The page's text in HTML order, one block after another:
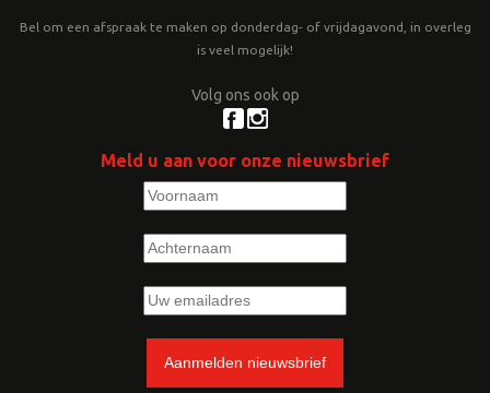
Bel om een afspraak te maken op donderdag- of vrijdagavond, in overleg
is veel mogelijk!
Volg ons ook op
Meld u aan voor onze nieuwsbrief